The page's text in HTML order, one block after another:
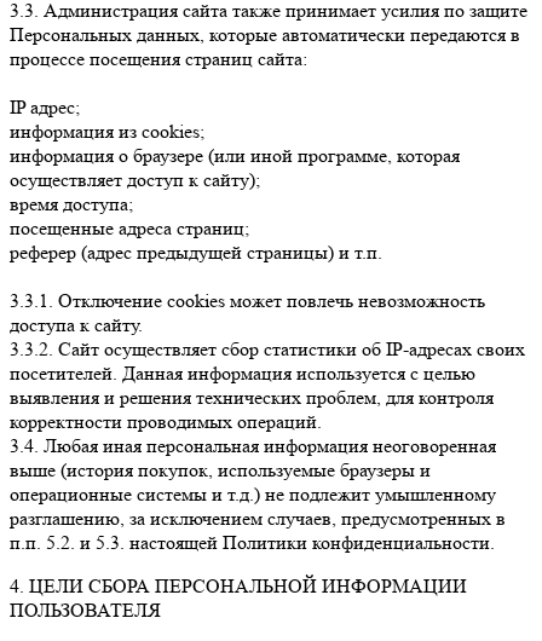
3.3. Администрация сайта также принимает усилия по защите
Персональных данных, которые автоматически передаются в
процессе посещения страниц сайта:
IP адрес;
информация из cookies;
информация о браузере (или иной программе, которая
осуществляет доступ к сайту);
время доступа;
посещенные адреса страниц;
реферер (адрес предыдущей страницы) и т.п.
3.3.1. Отключение cookies может повлечь невозможность
доступа к сайту.
3.3.2. Сайт осуществляет сбор статистики об IP-адресах своих
посетителей. Данная информация используется с целью
выявления и решения технических проблем, для контроля
корректности проводимых операций.
3.4. Любая иная персональная информация неоговоренная
выше (история покупок, используемые браузеры и
операционные системы и т.д.) не подлежит умышленному
разглашению, за исключением случаев, предусмотренных в
п.п. 5.2. и 5.3. настоящей Политики конфиденциальности.
4. ЦЕЛИ СБОРА ПЕРСОНАЛЬНОЙ ИНФОРМАЦИИ
ПОЛЬЗОВАТЕЛЯ